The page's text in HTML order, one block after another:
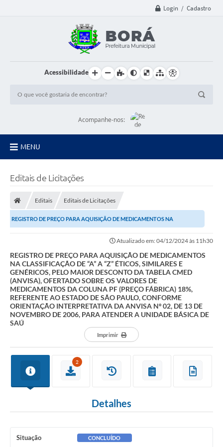
Login / Cadastro
Acessibilidade
Acompanhe-nos:
MENU
Transparência
Editais
Portal do Servidor
Poder Executivo (Estrutura Adm.)
Turismo
Serviços ao Contribuinte
Publicação de extratos de Contratos
Editais de Licitações
Editais Editais de Licitações
REGISTRO DE PREÇO PARA AQUISIÇÃO DE MEDICAMENTOS NA
Atualizado em: 04/12/2024 às 11h30
REGISTRO DE PREÇO PARA AQUISIÇÃO DE MEDICAMENTOS
NA CLASSIFICAÇÃO DE “A” A “Z” ÉTICOS, SIMILARES E
GENÉRICOS, PELO MAIOR DESCONTO DA TABELA CMED
(ANVISA), OFERTADO SOBRE OS VALORES DE
MEDICAMENTOS DA COLUNA PF (PREÇO FÁBRICA) 18%,
REFERENTE AO ESTADO DE SÃO PAULO, CONFORME
ORIENTAÇÃO INTERPRETATIVA DA ANVISA Nº 02, DE 13 DE
NOVEMBRO DE 2006, PARA ATENDER A UNIDADE BÁSICA DE
SAÚ
Imprimir
2
Detalhes
Situação CONCLUÍDO